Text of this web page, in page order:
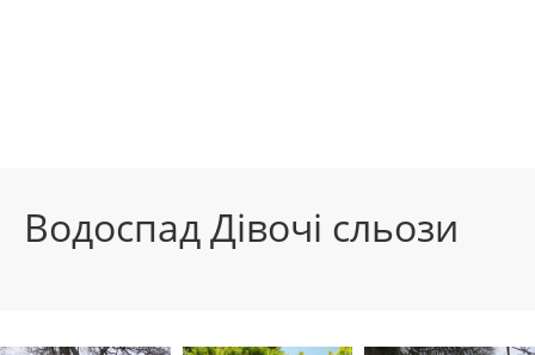
Водоспад Дівочі сльози